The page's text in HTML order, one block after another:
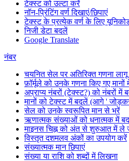
टेक्स्ट को उल्टा करें
नॉन-प्रिंटिंग वर्ण दिखाएं/छिपाएं
टेक्स्ट के प्रत्येक वर्ण के लिए
निजी डेटा बदलें
Google Translate
नंबर
चयनित सेल पर अतिरिक्त गणना
फ़ॉर्मूले को उनके गणना किए गए मानों
अप्राप्य नंबरों (टेक्स्ट?) को नंबरों में
मानों को टेक्स्ट में बदलें (आगे '
सेल को उनके स्वरूपित मान से भरें
ऋणात्मक संख्याओं को धनात्मक में
माइनस चिह्न को अंत से शुरुआत में ले
विस्तृत दशमलव अंकों का उपयोग करें
संख्यात्मक मान छिपाएं
संख्या या राशि को शब्दों में लिखना